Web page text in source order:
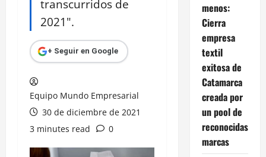
transcurridos de
2021".
+ Seguir en Google
Equipo Mundo Empresarial
30 de diciembre de 2021
3 minutes read
0
menos:
Cierra
empresa
textil
exitosa de
Catamarca
creada por
un pool de
reconocidas
marcas